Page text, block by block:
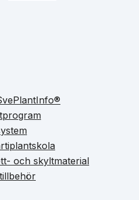
och skyltmaterial